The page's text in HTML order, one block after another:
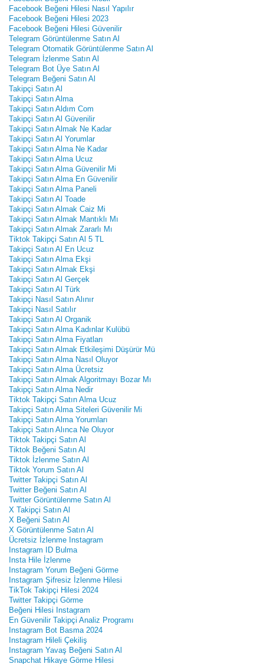
Facebook Beğeni Hilesi Nasıl Yapılır
Facebook Beğeni Hilesi 2023
Facebook Beğeni Hilesi Güvenilir
Telegram Görüntülenme Satın Al
Telegram Otomatik Görüntülenme Satın Al
Telegram İzlenme Satın Al
Telegram Bot Üye Satın Al
Telegram Beğeni Satın Al
Takipçi Satın Al
Takipçi Satın Alma
Takipçi Satın Aldım Com
Takipçi Satın Al Güvenilir
Takipçi Satın Almak Ne Kadar
Takipçi Satın Al Yorumlar
Takipçi Satın Alma Ne Kadar
Takipçi Satın Alma Ucuz
Takipçi Satın Alma Güvenilir Mi
Takipçi Satın Alma En Güvenilir
Takipçi Satın Alma Paneli
Takipçi Satın Al Toade
Takipçi Satın Almak Caiz Mi
Takipçi Satın Almak Mantıklı Mı
Takipçi Satın Almak Zararlı Mı
Tiktok Takipçi Satın Al 5 TL
Takipçi Satın Al En Ucuz
Takipçi Satın Alma Ekşi
Takipçi Satın Almak Ekşi
Takipçi Satın Al Gerçek
Takipçi Satın Al Türk
Takipçi Nasıl Satın Alınır
Takipçi Nasıl Satılır
Takipçi Satın Al Organik
Takipçi Satın Alma Kadınlar Kulübü
Takipçi Satın Alma Fiyatları
Takipçi Satın Almak Etkileşimi Düşürür Mü
Takipçi Satın Alma Nasıl Oluyor
Takipçi Satın Alma Ücretsiz
Takipçi Satın Almak Algoritmayı Bozar Mı
Takipçi Satın Alma Nedir
Tiktok Takipçi Satın Alma Ucuz
Takipçi Satın Alma Siteleri Güvenilir Mi
Takipçi Satın Alma Yorumları
Takipçi Satın Alınca Ne Oluyor
Tiktok Takipçi Satın Al
Tiktok Beğeni Satın Al
Tiktok İzlenme Satın Al
Tiktok Yorum Satın Al
Twitter Takipçi Satın Al
Twitter Beğeni Satın Al
Twitter Görüntülenme Satın Al
X Takipçi Satın Al
X Beğeni Satın Al
X Görüntülenme Satın Al
Ücretsiz İzlenme Instagram
Instagram ID Bulma
Insta Hile İzlenme
Instagram Yorum Beğeni Görme
Instagram Şifresiz İzlenme Hilesi
TikTok Takipçi Hilesi 2024
Twitter Takipçi Görme
Beğeni Hilesi Instagram
En Güvenilir Takipçi Analiz Programı
Instagram Bot Basma 2024
Instagram Hileli Çekiliş
Instagram Yavaş Beğeni Satın Al
Snapchat Hikaye Görme Hilesi